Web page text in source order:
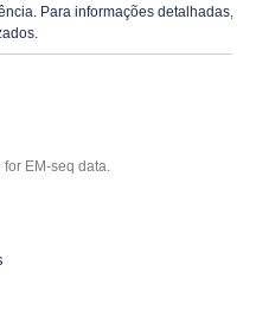
Para informações detalhadas,